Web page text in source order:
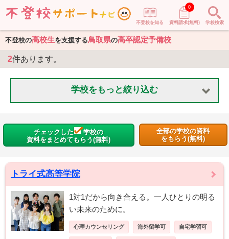
不登校を知る 資料請求(無料)
0
学校検索
不登校の高校生を支援する鳥取県の高卒認定予備校
2件あります。
学校をもっと絞り込む
チェックした
学校の
資料をまとめてもらう(無料)
全部の学校の資料
をもらう(無料)
トライ式高等学院
1対1だから向き合える。一人ひとりの明る
い未来のために。
心理カウンセリング 海外留学可 自宅学習可